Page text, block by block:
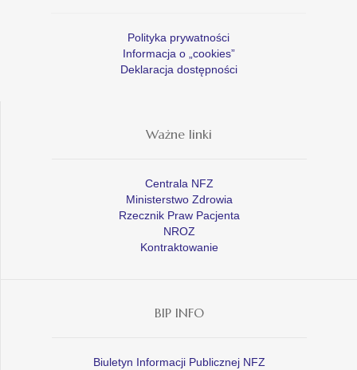
Polityka prywatności
Informacja o „cookies”
Deklaracja dostępności
Ważne linki
Centrala NFZ
Ministerstwo Zdrowia
Rzecznik Praw Pacjenta
NROZ
Kontraktowanie
BIP INFO
Biuletyn Informacji Publicznej NFZ